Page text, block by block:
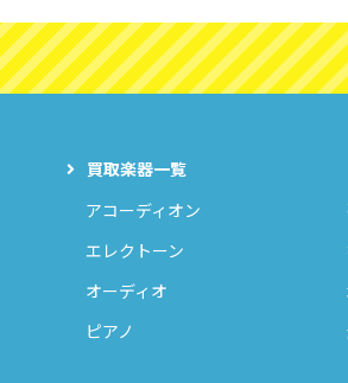
買取楽器一覧
アコーディオン
エレクトーン
オーディオ
ピアノ